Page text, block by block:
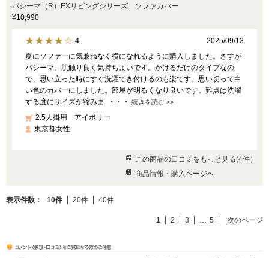
パシーマ（R）EXリビングシリーズ ソファカバー
¥10,990
4
2025/09/13
夏にソファーに気兼ねなく横になれるように購入しました。さすが
パシーマ。肌触り良く気持ちよいです。かけるだけのタイプなの
で、思い立った時にすぐ洗濯でき付けるのも楽です。思い切って白
い色のカバーにしました。部屋が明るくなり良いです。難点は洗濯
する度にサイズが縮みま ・・・
続きを読む >>
2.5人掛用 アイボリー
東京都女性
この商品の口コミをもっと見る(4件）
商品情報・購入ページへ
表示件数： 10件 20件 40件
1 2 3 … 5 次のページ